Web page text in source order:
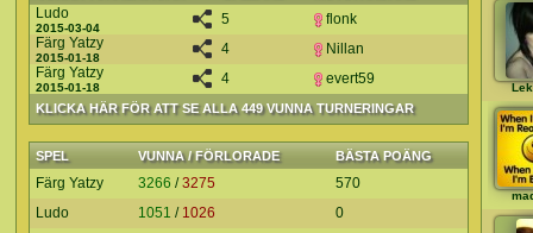
KLICKA HÄR FÖR ATT SE ALLA 449 VUNNA TURNERINGAR
Ludo
2015-03-04
5
flonk
Färg Yatzy
2015-01-18
4
Nillan
Färg Yatzy
2015-01-18
4 evert59
SPEL VUNNA / FÖRLORADE BÄSTA POÄNG
Färg Yatzy 3266 /3275
570
Ludo
1051 / 1026
0